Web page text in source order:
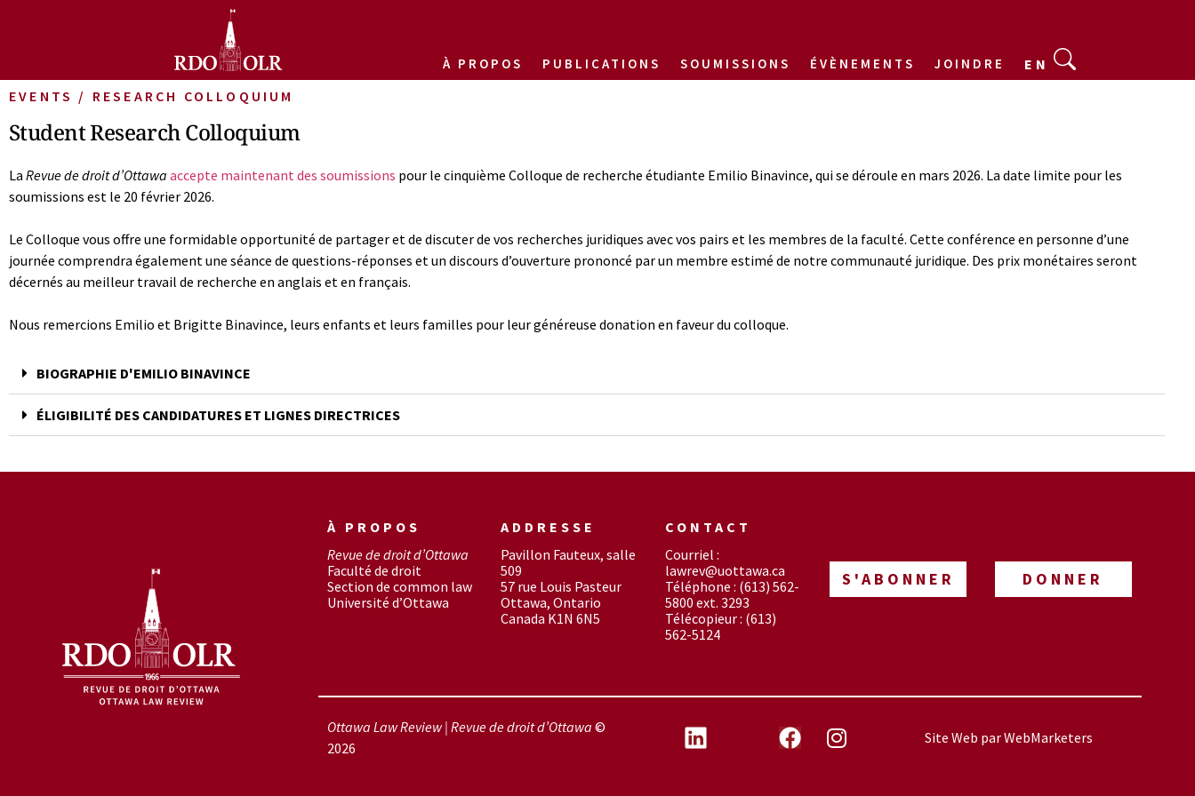
À PROPOS PUBLICATIONS SOUMISSIONS ÉVÈNEMENTS JOINDRE
EN
EVENTS / RESEARCH COLLOQUIUM
Student Research Colloquium
La Revue de droit d’Ottawa accepte maintenant des soumissions pour le cinquième Colloque de recherche étudiante Emilio Binavince, qui se déroule en mars 2026. La date limite pour les
soumissions est le 20 février 2026.
Le Colloque vous offre une formidable opportunité de partager et de discuter de vos recherches juridiques avec vos pairs et les membres de la faculté. Cette conférence en personne d’une
journée comprendra également une séance de questions-réponses et un discours d’ouverture prononcé par un membre estimé de notre communauté juridique. Des prix monétaires seront
décernés au meilleur travail de recherche en anglais et en français.
Nous remercions Emilio et Brigitte Binavince, leurs enfants et leurs familles pour leur généreuse donation en faveur du colloque.
BIOGRAPHIE D'EMILIO BINAVINCE
ÉLIGIBILITÉ DES CANDIDATURES ET LIGNES DIRECTRICES
À PROPOS
Revue de droit d’Ottawa
Faculté de droit
Section de common law
Université d’Ottawa
ADDRESSE
Pavillon Fauteux, salle
509
57 rue Louis Pasteur
Ottawa, Ontario
Canada K1N 6N5
CONTACT
Courriel :
lawrev@uottawa.ca
Téléphone : (613) 562-
5800 ext. 3293
Télécopieur : (613)
562-5124
S'ABONNER DONNER
Ottawa Law Review | Revue de droit d’Ottawa ©
2026
Site Web parWebMarketers